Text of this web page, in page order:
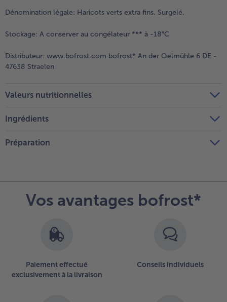
Dénomination légale: Haricots verts extra fins. Surgelé.
Stockage: A conserver au congélateur *** à -18°C
Distributeur: www.bofrost.com bofrost* An der Oelmühle 6 DE -
47638 Straelen
Valeurs nutritionnelles
Ingrédients
Préparation
Vos avantages bofrost*
Paiement effectué
exclusivement à la livraison
Conseils individuels